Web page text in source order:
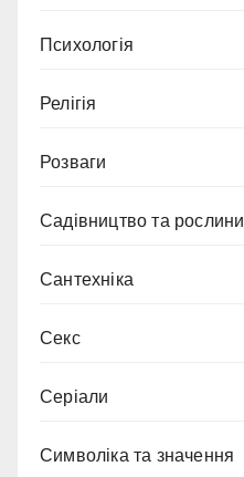
Психологія
Релігія
Розваги
Садівництво та рослини
Сантехніка
Секс
Серіали
Символіка та значення